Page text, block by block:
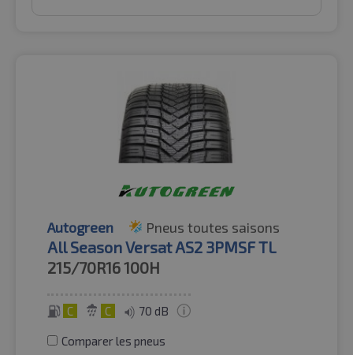
Autogreen Pneus toutes saisons
All Season Versat AS2 3PMSF TL
215/70R16100H
C C 70 dB
Comparer les pneus